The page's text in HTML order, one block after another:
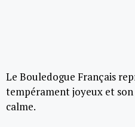
Le Bouledogue Français
tempérament joyeux et
calme.